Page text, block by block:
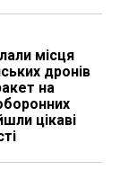
місця
дронів
на
цікаві